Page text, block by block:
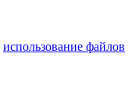
использование файлов